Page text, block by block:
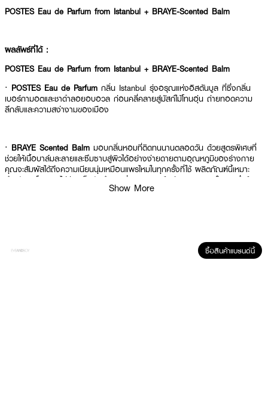
POSTES Eau de Parfum from Istanbul + BRAYE-Scented Balm
ผลลัพธ์ที่ได้ :
POSTES Eau de Parfum from Istanbul + BRAYE-Scented Balm
· POSTES Eau de Parfum กลิ่น Istanbul รุ่งอรุณแห่งอิสตันบูล ที่ซึ่งกลิ่น
เบอร์กามอตและชาดำลอยอบอวล ก่อนคลี่คลายสู่มัสก์ไม้โทนอุ่น ถ่ายทอดความ
ลึกลับและความสง่างามของเมือง
· BRAYE Scented Balm มอบกลิ่นหอมที่ติดทนนานตลอดวัน ด้วยสูตรพิเศษที่
ช่วยให้เนื้อบาล์มละลายและซึมซาบสู่ผิวได้อย่างง่ายดายตามอุณหภูมิของร่างกาย
คุณจะสัมผัสได้ถึงความเนียนนุ่มเหมือนแพรไหมในทุกครั้งที่ใช้ ผลิตภัณฑ์นี้เหมาะ
สำหรับทุกโอกาส ไม่ว่าจะเป็นวันทำงานที่ยาวนาน หรือช่วงเวลาพิเศษในยามค่ำคืน
ความหอมติดทนนาน
Show More
ซื้อสินค้าแบรนด์นี้